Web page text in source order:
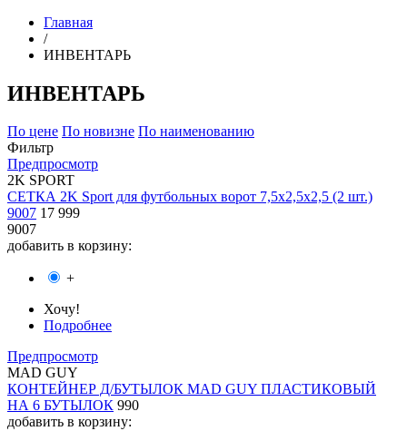
Главная
/
ИНВЕНТАРЬ
ИНВЕНТАРЬ
По цене По новизне По наименованию
Фильтр
Предпросмотр
2K SPORT
СЕТКА 2K Sport для футбольных ворот 7,5x2,5x2,5 (2 шт.)
9007 17 999
9007
добавить в корзину:
+
Хочу!
Подробнее
Предпросмотр
MAD GUY
КОНТЕЙНЕР Д/БУТЫЛОК MAD GUY ПЛАСТИКОВЫЙ
НА 6 БУТЫЛОК 990
добавить в корзину: